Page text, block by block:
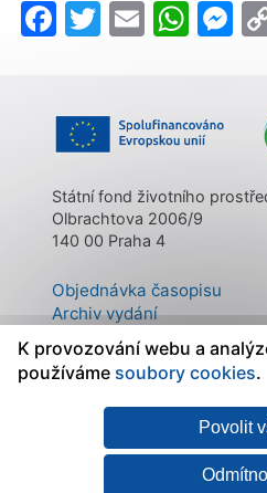
Facebook
Twitter
Email
Státní fond životního
Olbrachtova 2006/9
140 00 Praha 4
Objednávka časopisu
Archiv vydání
Kontakty
O časopisu
Prohlášení o
Zásady
K provozování webu a
používáme soubory cookies.
Povolit